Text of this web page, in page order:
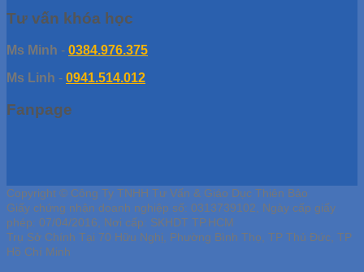
Tư vấn khóa học
Ms Minh - 0384.976.375
Ms Linh - 0941.514.012
Fanpage
Copyright © Công Ty TNHH Tư Vấn & Giáo Dục Thiên Bảo
Giấy chứng nhận doanh nghiệp số: 0313739102, Ngày cấp giấy
phép: 07/04/2016, Nơi cấp: SKHDT TP.HCM
Trụ Sở Chính Tại 70 Hữu Nghị, Phường Bình Thọ, TP Thủ Đức, TP
Hồ Chí Minh